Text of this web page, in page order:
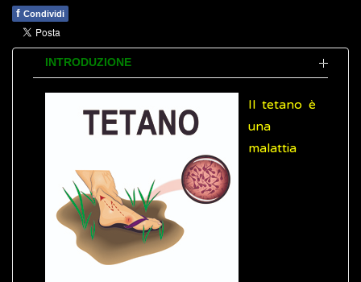
f Condividi
INTRODUZIONE
Il tetano è
una
malattia